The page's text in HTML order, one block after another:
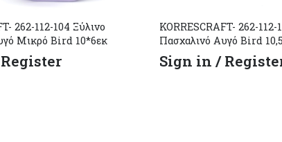
262-112-104 Ξύλινο
Μικρό Bird 10*6εκ
KORRESCRAFT- 262-112-
Πασχαλινό Αυγό Bird
Sign in /